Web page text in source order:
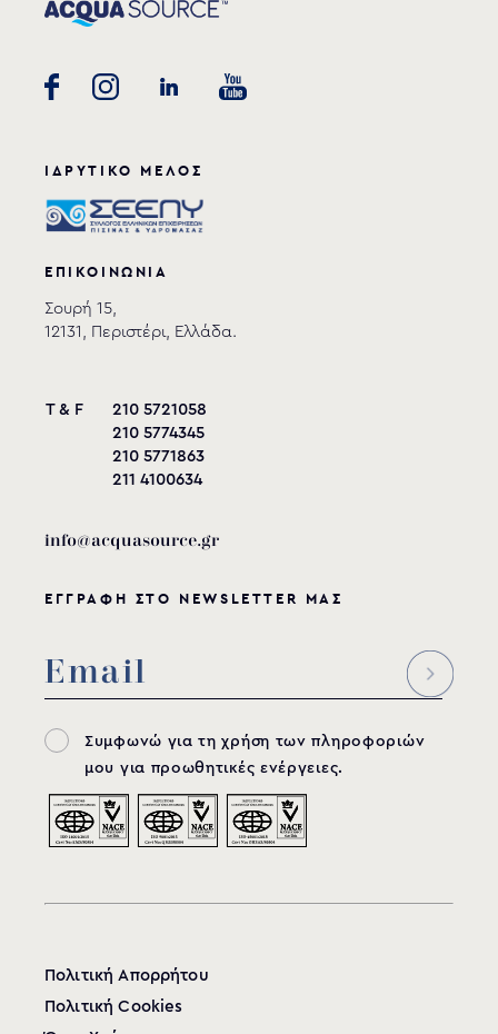
ΙΔΡΥΤΙΚΟ ΜΕΛΟΣ
ΕΠΙΚΟΙΝΩΝΙΑ
Σουρή 15,
12131, Περιστέρι, Ελλάδα.
T & F
210 5721058
210 5774345
210 5771863
211 4100634
info@acquasource.gr
ΕΓΓΡΑΦΗ ΣΤΟ NEWSLETTER ΜΑΣ
Συμφωνώ για τη χρήση των πληροφοριών
μου για προωθητικές ενέργειες.
Πολιτική Απορρήτου
Πολιτική Cookies